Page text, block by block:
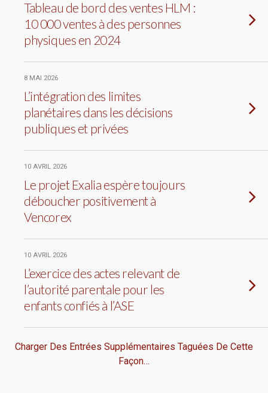
Tableau de bord des ventes HLM :
10 000 ventes à des personnes
physiques en 2024
8 MAI 2026
L’intégration des limites
planétaires dans les décisions
publiques et privées
10 AVRIL 2026
Le projet Exalia espère toujours
déboucher positivement à
Vencorex
10 AVRIL 2026
L’exercice des actes relevant de
l’autorité parentale pour les
enfants confiés à l’ASE
Charger Des Entrées Supplémentaires Taguées De Cette
Façon…